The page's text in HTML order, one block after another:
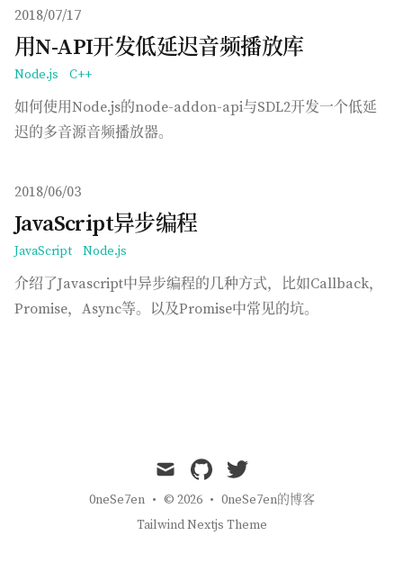
Published on
2018/07/17
用N-API开发低延迟音频播放库
Node.js C++
如何使用Node.js的node-addon-api与SDL2开发一个低延
迟的多音源音频播放器。
Published on
2018/06/03
JavaScript异步编程
JavaScript Node.js
介绍了Javascript中异步编程的几种方式，比如Callback，
Promise，Async等。以及Promise中常见的坑。
mail github twitter
0neSe7en • © 2026 • 0neSe7en的博客
Tailwind Nextjs Theme